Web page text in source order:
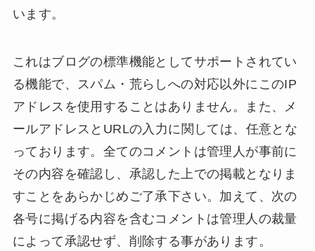
います。
これはブログの標準機能としてサポートされてい
る機能で、スパム・荒らしへの対応以外にこのIP
アドレスを使用することはありません。また、メ
ールアドレスとURLの入力に関しては、任意とな
っております。全てのコメントは管理人が事前に
その内容を確認し、承認した上での掲載となりま
すことをあらかじめご了承下さい。加えて、次の
各号に掲げる内容を含むコメントは管理人の裁量
によって承認せず、削除する事があります。